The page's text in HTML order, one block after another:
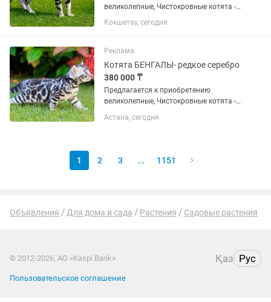
великолепные, Чистокровные котята -
БЕНГАЛЬСКОЙ породы! Серебряного
окраса словно снежный барс! -
красотки . Отлично знают лоток....
Кокшетау, сегодня
Реклама
Котята БЕНГАЛЫ- редкое серебро
380 000 ₸
Предлагается к приобретению
великолепные, Чистокровные котята -
окраса словно снежный барс! -
Астана, сегодня
1 2 3 ... 1151
Объявления Для дома и сада Растения Садовые растения
© 2012-2026, АО «Kaspi Bank» Қаз Рус
Пользовательское соглашение